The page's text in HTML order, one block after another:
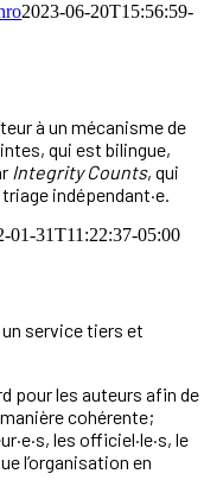
2023-06-20T15:56:59-
à un mécanisme de
qui est bilingue,
Integrity Counts, qui
indépendant·e.
01-31T11:22:37-05:00
service tiers et
pour les auteurs afin de
cohérente;
les officiel·le·s, le
l’organisation en